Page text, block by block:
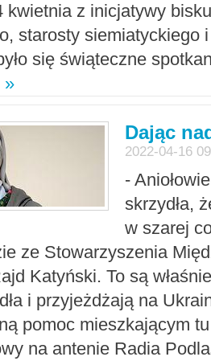
kwietnia z inicjatywy
starosty siemiatyckiego
się świąteczne
»
Dając
2022-04-16
-
skrzydła,
w szarej
ze Stowarzyszenia
Katyński. To są
i przyjeżdżają na
pomoc mieszkającym
na antenie Radia